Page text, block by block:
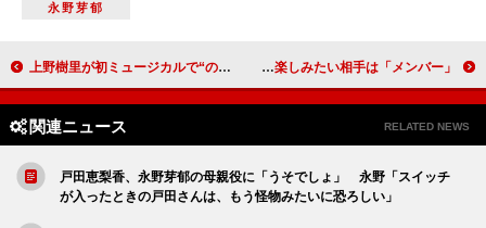
永野芽郁
上野樹里が初ミュージカルで“のだめ役” 「皆さんの笑顔が感じられるような舞台にできたら」 重岡大毅、天海祐希のおい役でCMに登場 一緒に自宅で生ビールを楽しみたい相手は「メンバー」
関連ニュース RELATED NEWS
戸田恵梨香、永野芽郁の母親役に「うそでしょ」 永野「スイッチ
が入ったときの戸田さんは、もう怪物みたいに恐ろしい」